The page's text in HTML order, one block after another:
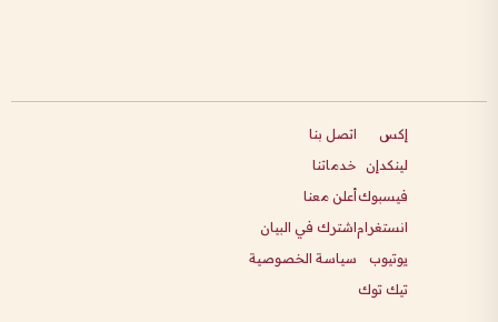
إكس
لينكدإن
فيسبوك
انستغرام
يوتيوب
تيك توك
اتصل بنا
خدماتنا
أعلن معنا
اشترك في البيان
سياسة الخصوصية